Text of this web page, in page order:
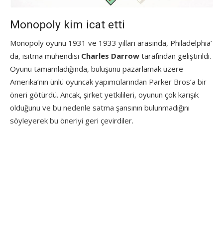
Monopoly kim icat etti
Monopoly oyunu 1931 ve 1933 yılları arasında, Philadelphia’
da, ısıtma mühendisi Charles Darrow tarafından geliştirildi.
Oyunu tamamladığında, buluşunu pazarlamak üzere
Amerika’nın ünlü oyuncak yapımcılarından Parker Bros’a bir
öneri götürdü. Ancak, şirket yetkilileri, oyunun çok karışık
olduğunu ve bu nedenle satma şansının bulunmadığını
söyleyerek bu öneriyi geri çevirdiler.